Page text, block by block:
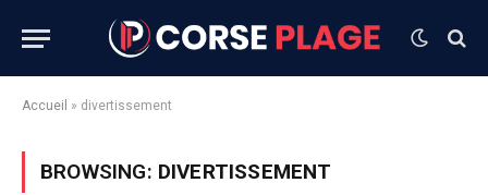
Accueil » divertissement
BROWSING: DIVERTISSEMENT